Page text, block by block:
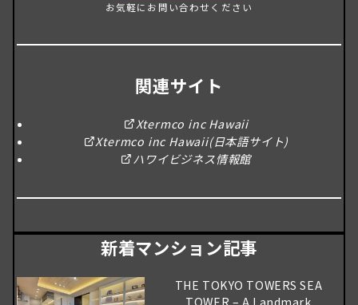
お気軽にお問い合わせください
関連サイト
Xtermco inc Hawaii
Xtermco inc Hawaii(日本語サイト)
ハワイビジネス情報館
新着マンション記事
THE TOKYO TOWERS SEA
TOWER – A Landmark